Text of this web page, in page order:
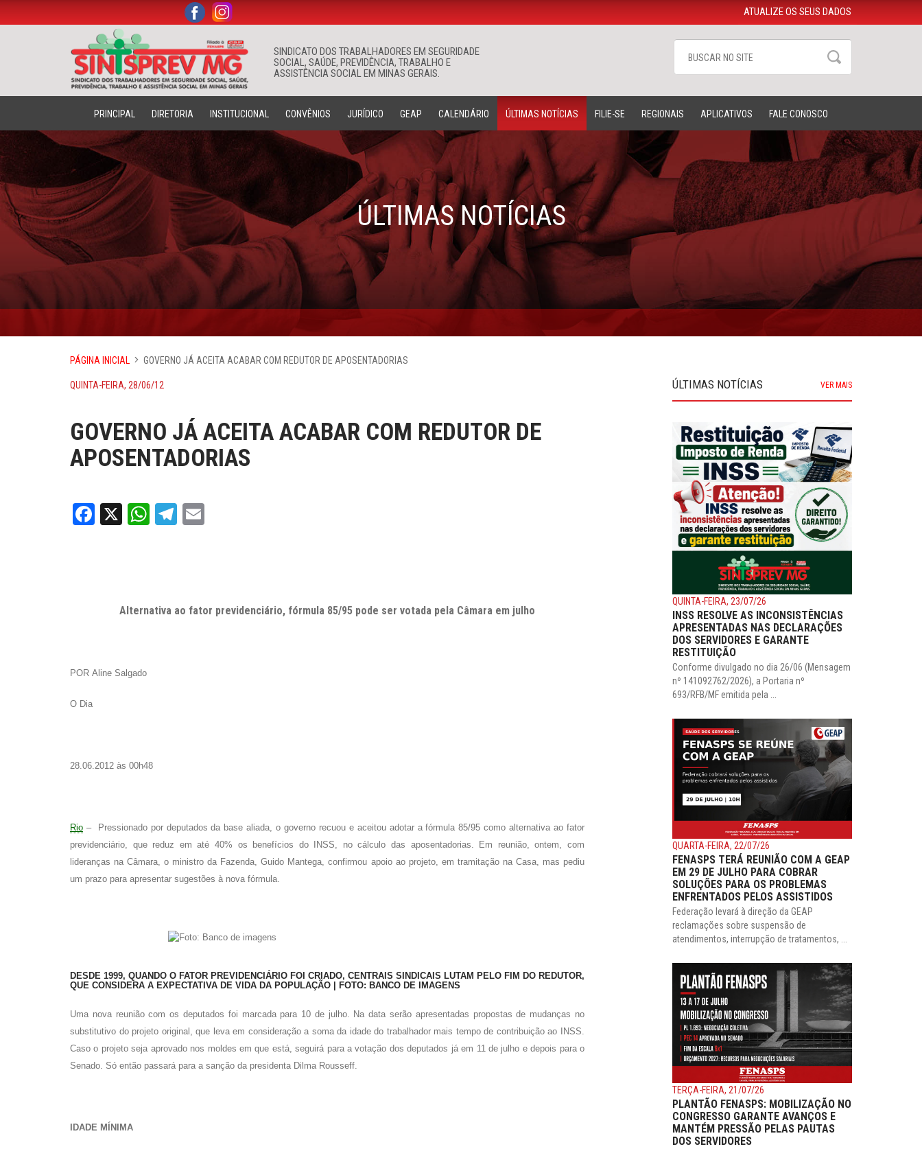
SINDICATO DOS TRABALHADORES EM SEGURIDADE
SOCIAL, SAÚDE, PREVIDÊNCIA, TRABALHO E
ASSISTÊNCIA SOCIAL EM MINAS GERAIS.
Buscar
. . ATUALIZE OS SEUS DADOS
PRINCIPAL DIRETORIA INSTITUCIONAL CONVÊNIOS JURÍDICO GEAP CALENDÁRIO ÚLTIMAS NOTÍCIAS FILIE-SE REGIONAIS APLICATIVOS FALE CONOSCO
ÚLTIMAS NOTÍCIAS
PÁGINA INICIAL GOVERNO JÁ ACEITA ACABAR COM REDUTOR DE APOSENTADORIAS
QUINTA-FEIRA, 28/06/12
GOVERNO JÁ ACEITA ACABAR COM REDUTOR DE
APOSENTADORIAS
Facebook
X WhatsApp
Telegram
Alternativa ao fator previdenciário, fórmula 85/95 pode ser votada pela Câmara em julho
POR Aline Salgado
O Dia
28.06.2012 às 00h48
Rio – Pressionado por deputados da base aliada, o governo recuou e aceitou adotar a fórmula 85/95 como alternativa ao fator
previdenciário, que reduz em até 40% os benefícios do INSS, no cálculo das aposentadorias. Em reunião, ontem, com
lideranças na Câmara, o ministro da Fazenda, Guido Mantega, confirmou apoio ao projeto, em tramitação na Casa, mas pediu
um prazo para apresentar sugestões à nova fórmula.
DESDE 1999, QUANDO O FATOR PREVIDENCIÁRIO FOI CRIADO, CENTRAIS SINDICAIS LUTAM PELO FIM DO REDUTOR,
QUE CONSIDERA A EXPECTATIVA DE VIDA DA POPULAÇÃO | FOTO: BANCO DE IMAGENS
Uma nova reunião com os deputados foi marcada para 10 de julho. Na data serão apresentadas propostas de mudanças no
substitutivo do projeto original, que leva em consideração a soma da idade do trabalhador mais tempo de contribuição ao INSS.
Caso o projeto seja aprovado nos moldes em que está, seguirá para a votação dos deputados já em 11 de julho e depois para o
Senado. Só então passará para a sanção da presidenta Dilma Rousseff.
IDADE MÍNIMA
ÚLTIMAS NOTÍCIAS VER MAIS
QUINTA-FEIRA, 23/07/26
INSS RESOLVE AS INCONSISTÊNCIAS
APRESENTADAS NAS DECLARAÇÕES
DOS SERVIDORES E GARANTE
RESTITUIÇÃO
Conforme divulgado no dia 26/06 (Mensagem
nº 141092762/2026), a Portaria nº
693/RFB/MF emitida pela ...
QUARTA-FEIRA, 22/07/26
FENASPS TERÁ REUNIÃO COM A GEAP
EM 29 DE JULHO PARA COBRAR
SOLUÇÕES PARA OS PROBLEMAS
ENFRENTADOS PELOS ASSISTIDOS
Federação levará à direção da GEAP
reclamações sobre suspensão de
atendimentos, interrupção de tratamentos, ...
TERÇA-FEIRA, 21/07/26
PLANTÃO FENASPS: MOBILIZAÇÃO NO
CONGRESSO GARANTE AVANÇOS E
MANTÉM PRESSÃO PELAS PAUTAS
DOS SERVIDORES